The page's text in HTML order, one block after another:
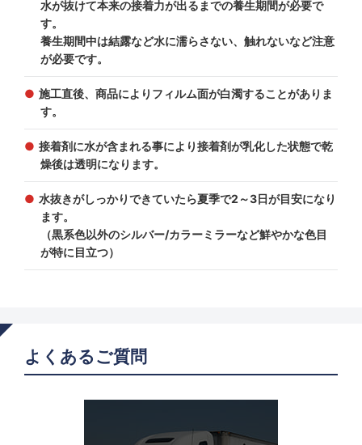
水が抜けて本来の接着力が出るまでの養生期間が必要で
す。
養生期間中は結露など水に濡らさない、触れないなど注意
が必要です。
施工直後、商品によりフィルム面が白濁することがありま
す。
接着剤に水が含まれる事により接着剤が乳化した状態で乾
燥後は透明になります。
水抜きがしっかりできていたら夏季で2～3日が目安になり
ます。
（黒系色以外のシルバー/カラーミラーなど鮮やかな色目
が特に目立つ）
よくあるご質問